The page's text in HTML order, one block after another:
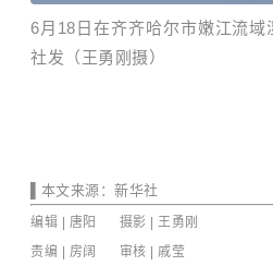
6月18日在齐齐哈尔市嫩江流
社发（王勇刚摄）
本文来源 ：新华社
编辑 | 唐阳 摄影
王勇刚
责编 | 房阔 审核 | 戚莹